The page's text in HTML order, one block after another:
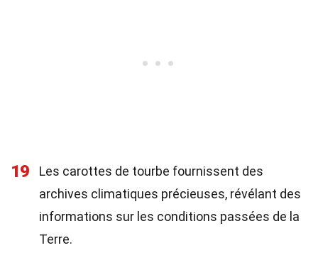
19
Les carottes de tourbe fournissent des
archives climatiques précieuses, révélant des
informations sur les conditions passées de la
Terre.